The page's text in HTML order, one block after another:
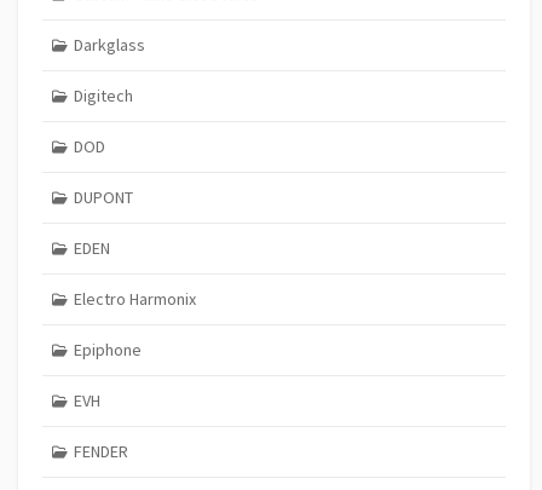
Darkglass
Digitech
DOD
DUPONT
EDEN
Electro Harmonix
Epiphone
EVH
FENDER